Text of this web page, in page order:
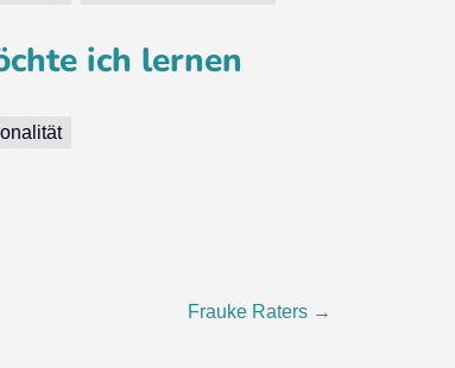
ich lernen
Frauke Raters →